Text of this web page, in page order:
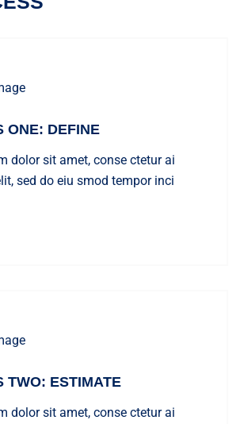
ONE: DEFINE
dolor sit amet, conse ctetur ai
sed do eiu smod tempor inci
TWO: ESTIMATE
dolor sit amet, conse ctetur ai